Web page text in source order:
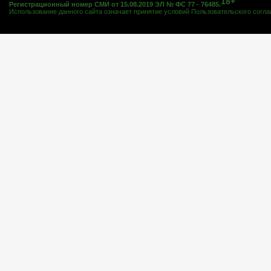
Регистрационный номер СМИ от 15.08.2019 ЭЛ № ФС 77 - 76485.
Использование данного сайта означает принятие условий Пользовательского